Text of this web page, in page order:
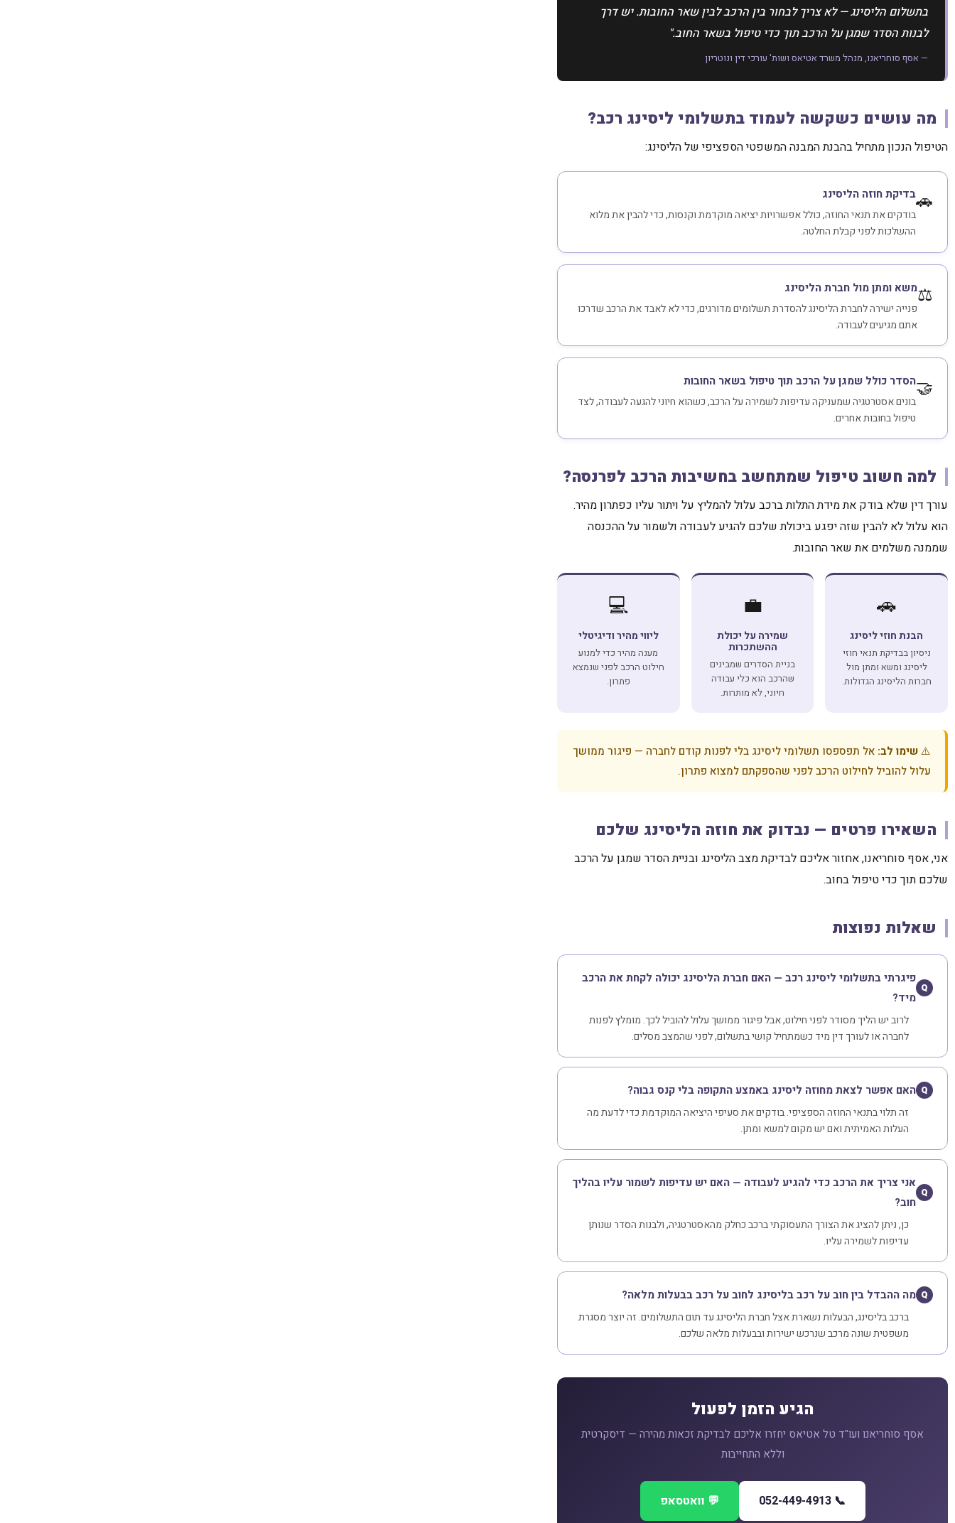
בתשלום הליסינג — לא צריך לבחור בין הרכב לבין שאר החובות. יש דרך
לבנות הסדר שמגן על הרכב תוך כדי טיפול בשאר החוב."
— אסף סוחריאנו, מנהל משרד אטיאס ושות' עורכי דין ונוטריון
מה עושים כשקשה לעמוד בתשלומי ליסינג רכב?
הטיפול הנכון מתחיל בהבנת המבנה המשפטי הספציפי של הליסינג:
🚗בדיקת חוזה הליסינג
בודקים את תנאי החוזה, כולל אפשרויות יציאה מוקדמת וקנסות, כדי להבין את מלוא
ההשלכות לפני קבלת החלטה.
⚖️משא ומתן מול חברת הליסינג
פנייה ישירה לחברת הליסינג להסדרת תשלומים מדורגים, כדי לא לאבד את הרכב שדרכו
אתם מגיעים לעבודה.
🤝הסדר כולל שמגן על הרכב תוך טיפול בשאר החובות
בונים אסטרטגיה שמעניקה עדיפות לשמירה על הרכב, כשהוא חיוני להגעה לעבודה, לצד
טיפול בחובות אחרים.
למה חשוב טיפול שמתחשב בחשיבות הרכב לפרנסה?
עורך דין שלא בודק את מידת התלות ברכב עלול להמליץ על ויתור עליו כפתרון מהיר.
הוא עלול לא להבין שזה יפגע ביכולת שלכם להגיע לעבודה ולשמור על ההכנסה
שממנה משלמים את שאר החובות.
🚗
הבנת חוזי ליסינג
ניסיון בבדיקת תנאי חוזי
ליסינג ומשא ומתן מול
חברות הליסינג הגדולות.
💼
שמירה על יכולת
ההשתכרות
בניית הסדרים שמבינים
שהרכב הוא כלי עבודה
חיוני, לא מותרות.
💻
ליווי מהיר ודיגיטלי
מענה מהיר כדי למנוע
חילוט הרכב לפני שנמצא
פתרון.
⚠️שימו לב: אל תפספסו תשלומי ליסינג בלי לפנות קודם לחברה — פיגור ממושך
עלול להוביל לחילוט הרכב לפני שהספקתם למצוא פתרון.
השאירו פרטים — נבדוק את חוזה הליסינג שלכם
אני, אסף סוחריאנו, אחזור אליכם לבדיקת מצב הליסינג ובניית הסדר שמגן על הרכב
שלכם תוך כדי טיפול בחוב.
שאלות נפוצות
Q
פיגרתי בתשלומי ליסינג רכב — האם חברת הליסינג יכולה לקחת את הרכב
מיד?
לרוב יש הליך מסודר לפני חילוט, אבל פיגור ממושך עלול להוביל לכך. מומלץ לפנות
לחברה או לעורך דין מיד כשמתחיל קושי בתשלום, לפני שהמצב מסלים.
Q האם אפשר לצאת מחוזה ליסינג באמצע התקופה בלי קנס גבוה?
זה תלוי בתנאי החוזה הספציפי. בודקים את סעיפי היציאה המוקדמת כדי לדעת מה
העלות האמיתית ואם יש מקום למשא ומתן.
Q
אני צריך את הרכב כדי להגיע לעבודה — האם יש עדיפות לשמור עליו בהליך
חוב?
כן, ניתן להציג את הצורך התעסוקתי ברכב כחלק מהאסטרטגיה, ולבנות הסדר שנותן
עדיפות לשמירה עליו.
Q מה ההבדל בין חוב על רכב בליסינג לחוב על רכב בבעלות מלאה?
ברכב בליסינג, הבעלות נשארת אצל חברת הליסינג עד תום התשלומים. זה יוצר מסגרת
משפטית שונה מרכב שנרכש ישירות ובבעלות מלאה שלכם.
הגיע הזמן לפעול
אסף סוחריאנו ועו"ד טל אטיאס יחזרו אליכם לבדיקת זכאות מהירה — דיסקרטית
וללא התחייבות
📞 052-449-4913 💬 וואטסאפ